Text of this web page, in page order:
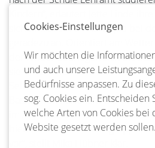
sich diese Art von Ferienjob bei
der Kinder überlegen sich die
sie die Zeit von 7.30 bis 14.30
Sehr beliebt sind der Besuch
Basteln von Perlenarmbändern,
im Auge behalten sie dabei ihre
bietet sich eher in Kleingruppen
Cookies-Einstellungen
Wir möchten die
und auch unsere
Bedürfnisse anpassen. Zu
sog. Cookies ein. Entscheiden
welche Arten von Cookies bei
Website gesetzt werden sollen.